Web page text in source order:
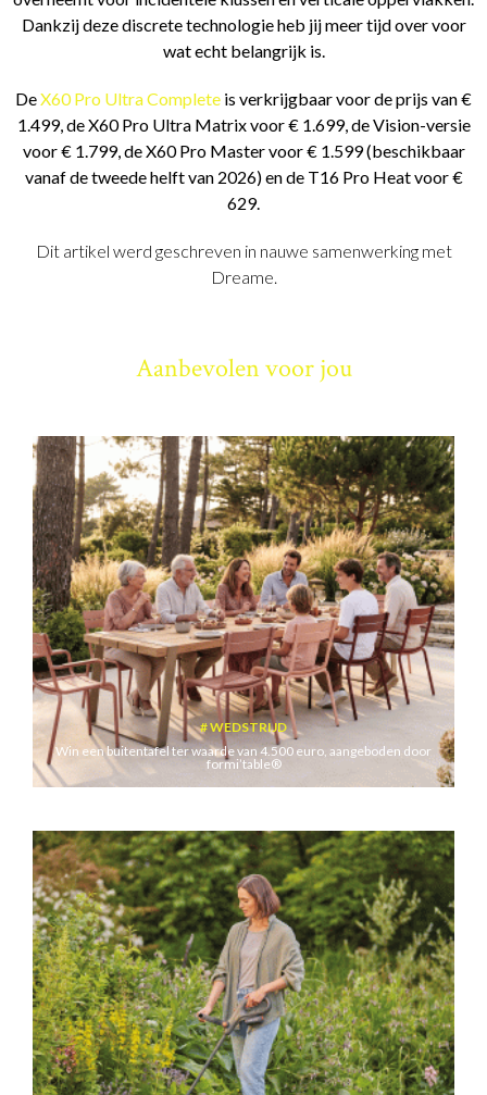
Dankzij deze discrete technologie heb jij meer tijd over voor
wat echt belangrijk is.
DeX60 Pro Ultra Complete is verkrijgbaar voor de prijs van €
1.499, de X60 Pro Ultra Matrix voor € 1.699, de Vision-versie
voor € 1.799, de X60 Pro Master voor € 1.599 (beschikbaar
vanaf de tweede helft van 2026) en de T16 Pro Heat voor €
629.
Dit artikel werd geschreven in nauwe samenwerking met
Dreame.
Aanbevolen voor jou
WEDSTRIJD
Win een buitentafel ter waarde van 4.500 euro, aangeboden door
formi’table®